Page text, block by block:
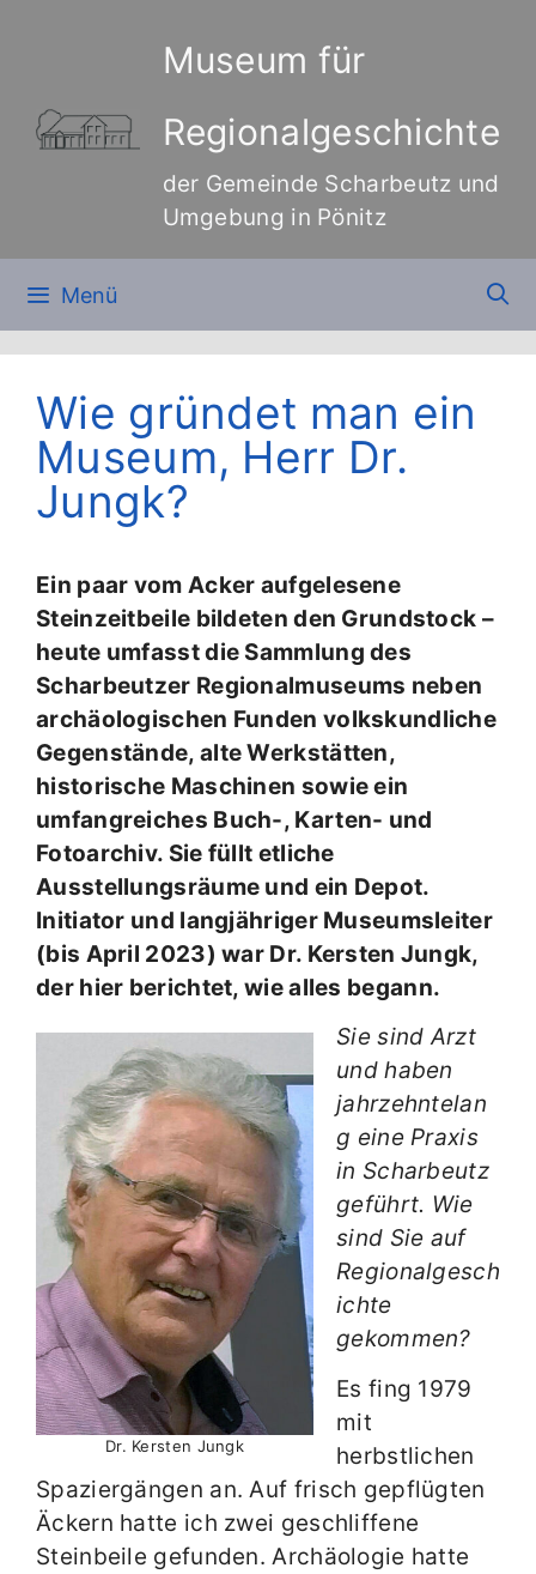
Museum für
Regionalgeschichte
der Gemeinde Scharbeutz und
Umgebung in Pönitz
Menü
Wie gründet man ein
Museum, Herr Dr.
Jungk?
Ein paar vom Acker aufgelesene
Steinzeitbeile bildeten den Grundstock –
heute umfasst die Sammlung des
Scharbeutzer Regionalmuseums neben
archäologischen Funden volkskundliche
Gegenstände, alte Werkstätten,
historische Maschinen sowie ein
umfangreiches Buch-, Karten- und
Fotoarchiv. Sie füllt etliche
Ausstellungsräume und ein Depot.
Initiator und langjähriger Museumsleiter
(bis April 2023) war Dr. Kersten Jungk,
der hier berichtet, wie alles begann.
Dr. Kersten Jungk
Sie sind Arzt
und haben
jahrzehntelan
g eine Praxis
in Scharbeutz
geführt. Wie
sind Sie auf
Regionalgesch
ichte
gekommen?
Es fing 1979
mit
herbstlichen
Spaziergängen an. Auf frisch gepflügten
Äckern hatte ich zwei geschliffene
Steinbeile gefunden. Archäologie hatte